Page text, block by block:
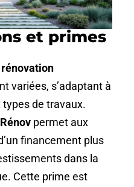
et primes
rénovation
variées, s’adaptant à
de travaux.
permet aux
financement plus
dans la
Cette prime est